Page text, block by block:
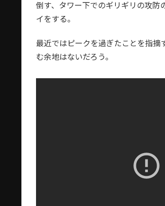
倒す、タワー下でのギリギリの攻防
イをする。
最近ではピークを過ぎたことを指
む余地はないだろう。